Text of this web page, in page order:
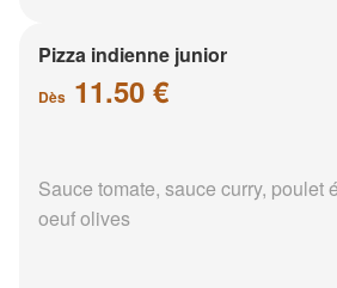
Pizza indienne junior
Dès 11.50 €
Sauce tomate, sauce curry, poulet
oeuf olives